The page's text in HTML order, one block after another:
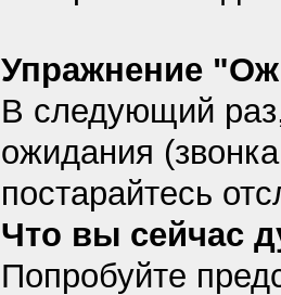
Упражнение
В следующий раз,
ожидания
постарайтесь
Что вы сейчас
Попробуйте